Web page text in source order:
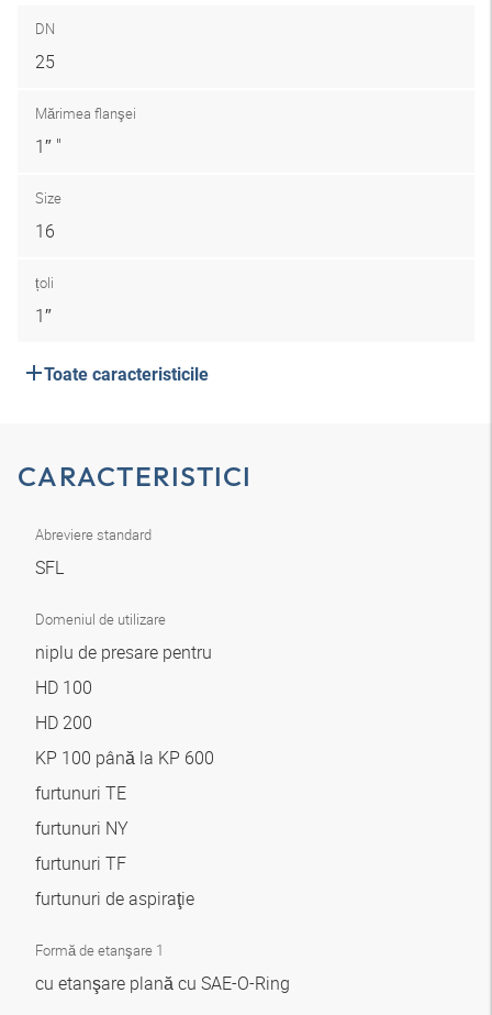
DN
25
Mărimea flanşei
1″ "
Size
16
țoli
1″
Toate caracteristicile
CARACTERISTICI
Abreviere standard
SFL
Domeniul de utilizare
niplu de presare pentru
HD 100
HD 200
KP 100 până la KP 600
furtunuri TE
furtunuri NY
furtunuri TF
furtunuri de aspiraţie
Formă de etanşare 1
cu etanşare plană cu SAE-O-Ring